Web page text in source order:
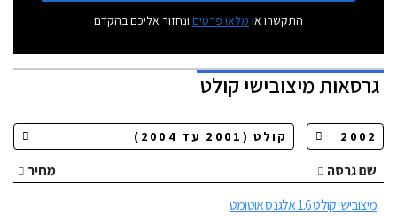
התקשרו או מלאו פרטים ונחזור אליכם בהקדם
גרסאותמיצובישי קולט
שם גרסה
מחיר
מיצובישי קולט 1.6 אלגנס אוטומט